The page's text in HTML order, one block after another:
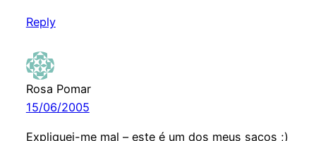
Reply
Rosa Pomar
15/06/2005
Expliquei-me mal – este é um dos meus sacos ;)